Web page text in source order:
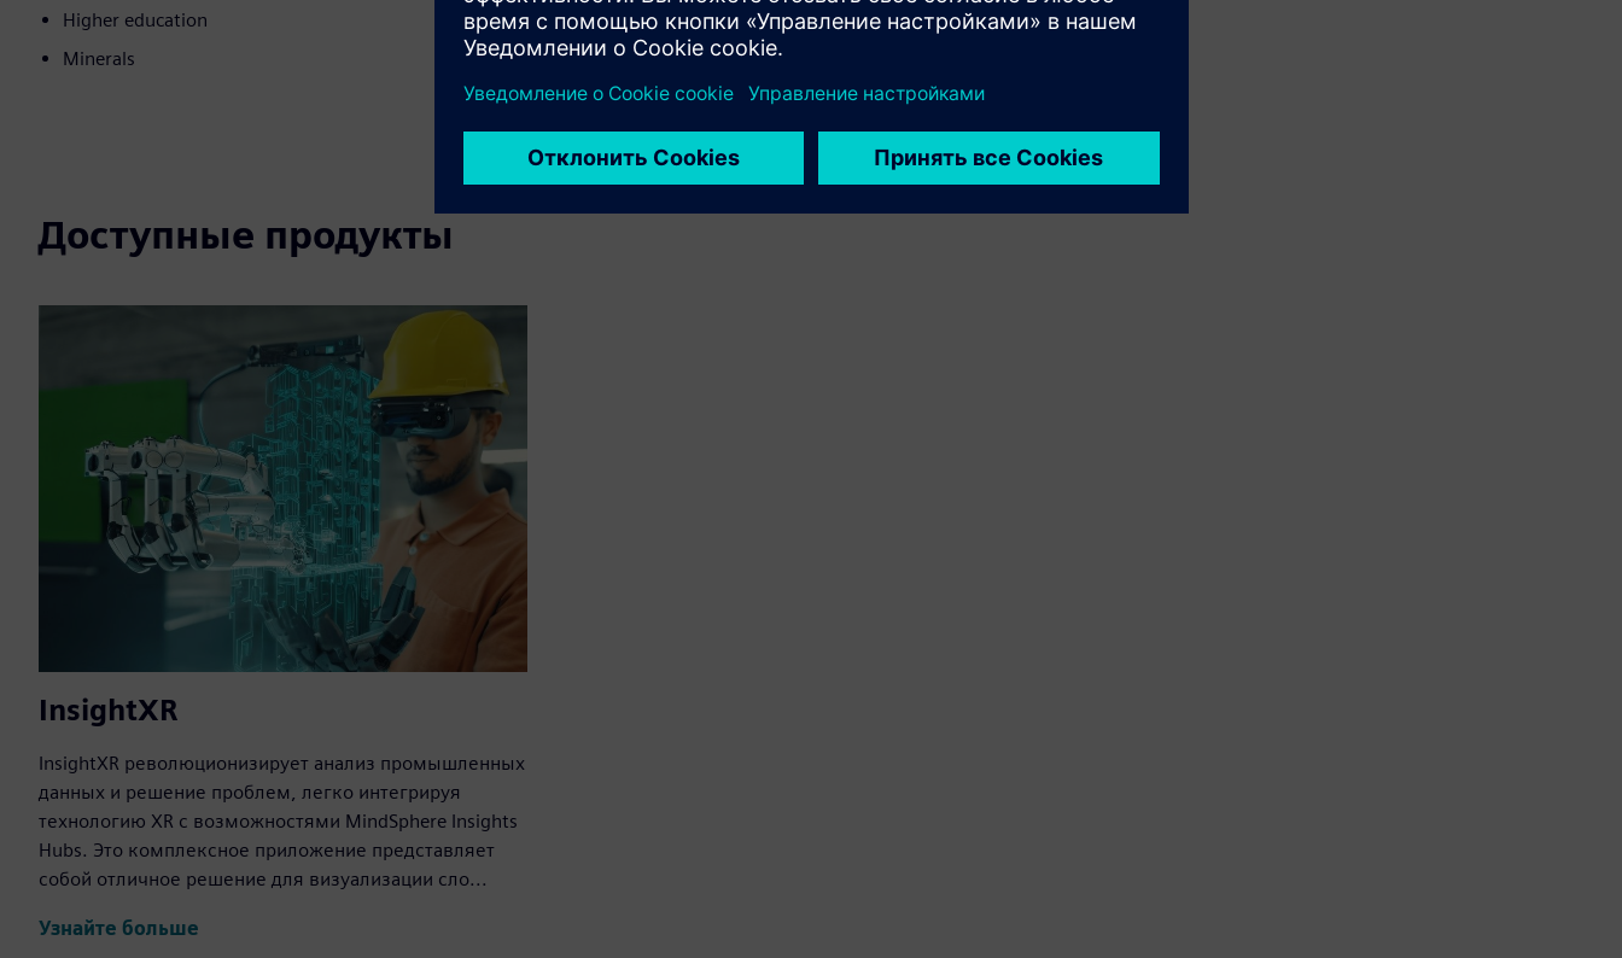
Higher education
Minerals
Доступные продукты
InsightXR
InsightXR революционизирует анализ промышленных
данных и решение проблем, легко интегрируя
технологию XR с возможностями MindSphere Insights
Hubs. Это комплексное приложение представляет
собой отличное решение для визуализации сло...
Узнайте больше